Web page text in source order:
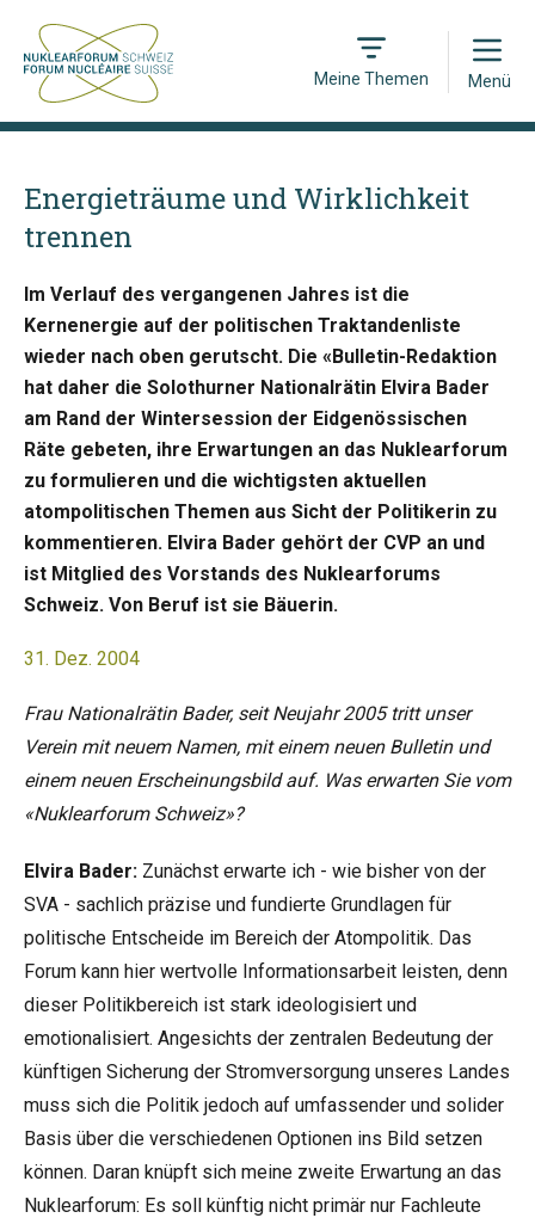
Meine Themen
Open
Menü
Energieträume und Wirklichkeit
trennen
Im Verlauf des vergangenen Jahres ist die
Kernenergie auf der politischen Traktandenliste
wieder nach oben gerutscht. Die «Bulletin-Redaktion
hat daher die Solothurner Nationalrätin Elvira Bader
am Rand der Wintersession der Eidgenössischen
Räte gebeten, ihre Erwartungen an das Nuklearforum
zu formulieren und die wichtigsten aktuellen
atompolitischen Themen aus Sicht der Politikerin zu
kommentieren. Elvira Bader gehört der CVP an und
ist Mitglied des Vorstands des Nuklearforums
Schweiz. Von Beruf ist sie Bäuerin.
31. Dez. 2004
Frau Nationalrätin Bader, seit Neujahr 2005 tritt unser
Verein mit neuem Namen, mit einem neuen Bulletin und
einem neuen Erscheinungsbild auf. Was erwarten Sie vom
«Nuklearforum Schweiz»?
Elvira Bader: Zunächst erwarte ich - wie bisher von der
SVA - sachlich präzise und fundierte Grundlagen für
politische Entscheide im Bereich der Atompolitik. Das
Forum kann hier wertvolle Informationsarbeit leisten, denn
dieser Politikbereich ist stark ideologisiert und
emotionalisiert. Angesichts der zentralen Bedeutung der
künftigen Sicherung der Stromversorgung unseres Landes
muss sich die Politik jedoch auf umfassender und solider
Basis über die verschiedenen Optionen ins Bild setzen
können. Daran knüpft sich meine zweite Erwartung an das
Nuklearforum: Es soll künftig nicht primär nur Fachleute